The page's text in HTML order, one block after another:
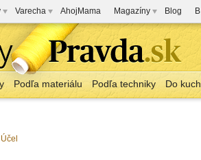
Varecha AhojMama Magazíny Blog
Podľa materiálu Podľa techniky Do
Účel